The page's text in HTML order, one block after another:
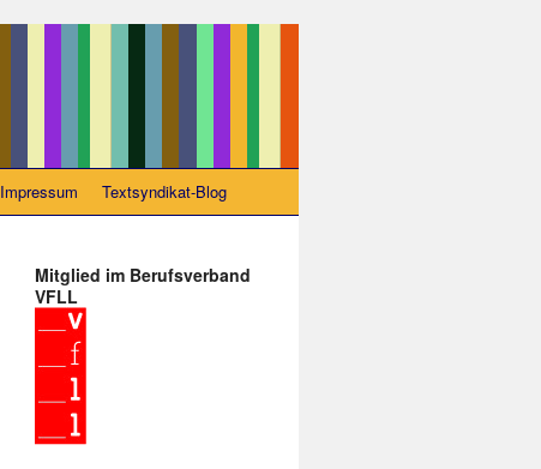
Impressum Textsyndikat-Blog
Mitglied im Berufsverband
VFLL